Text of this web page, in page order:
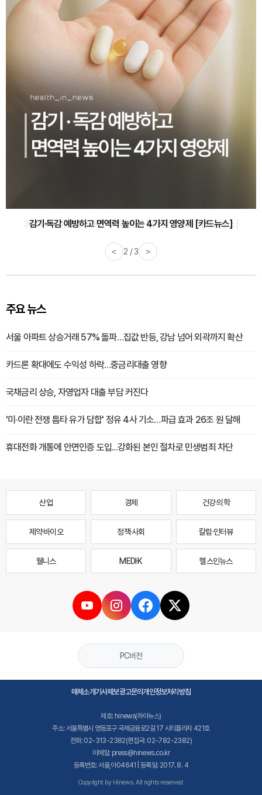
감기·독감 예방하고 면역력 높이는 4가지 영양제 [카드뉴스]
< 3 / 3 >
주요 뉴스
서울 아파트 상승거래 57% 돌파…집값 반등, 강남 넘어 외곽까지 확산
카드론 확대에도 수익성 하락…중금리대출 영향
국채금리 상승, 자영업자 대출 부담 커진다
'미·이란 전쟁 틈타 유가 담합' 정유 4사 기소…파급 효과 26조 원 달해
휴대전화 개통에 안면인증 도입...강화된 본인 절차로 민생범죄 차단
산업 경제 건강·의학
제약·바이오 정책·사회 칼럼·인터뷰
웰니스 MEDI·K 헬스인뉴스
PC버전
매체소개기사제보광고문의개인정보처리방침
제호: hinews(하이뉴스)
주소: 서울특별시 영등포구 국제금융로2길 17 시티플라자 421호
전화: 02-313-2382(편집국: 02-782-2382)
이메일: press@hinews.co.kr
등록번호: 서울,아04641 | 등록일: 2017. 8. 4
Copyright by Hinews. All rights reserved.